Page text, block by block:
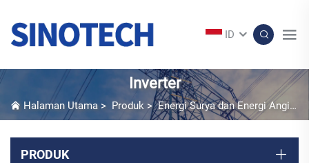
ID
Inverter
Halaman Utama> Produk >Energi Surya dan Energi Angin >
PRODUK